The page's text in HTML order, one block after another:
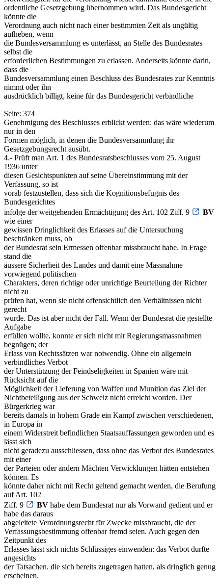
ordentliche Gesetzgebung übernommen wird. Das Bundesgericht
könnte die
Verordnung auch nicht nach einer bestimmten Zeit als ungültig
aufheben, wenn
die Bundesversammlung es unterlässt, an Stelle des Bundesrates
selbst die
erforderlichen Bestimmungen zu erlassen. Anderseits könnte darin,
dass die
Bundesversammlung einen Beschluss des Bundesrates zur Kenntnis
nimmt oder ihn
ausdrücklich billigt, keine für das Bundesgericht verbindliche
Seite: 374
Genehmigung des Beschlusses erblickt werden: das wäre wiederum
nur in den
Formen möglich, in denen die Bundesversammlung ihr
Gesetzgebungsrecht ausübt.
4.- Prüft man Art. 1 des Bundesratsbeschlusses vom 25. August
1936 unter
diesen Gesichtspunkten auf seine Übereinstimmung mit der
Verfassung, so ist
vorab festzustellen, dass sich die Kognitionsbefugnis des
Bundesgerichtes
infolge der weitgehenden Ermächtigung des Art. 102 Ziff. 9
BV
wie einer
gewissen Dringlichkeit des Erlasses auf die Untersuchung
beschränken muss, ob
der Bundesrat sein Ermessen offenbar missbraucht habe. In Frage
stand die
äussere Sicherheit des Landes und damit eine Massnahme
vorwiegend politischen
Charakters, deren richtige oder unrichtige Beurteilung der Richter
nicht zu
prüfen hat, wenn sie nicht offensichtlich den Verhältnissen nicht
gerecht
wurde. Das ist aber nicht der Fall. Wenn der Bundesrat die gestellte
Aufgabe
erfüllen wollte, konnte er sich nicht mit Regierungsmassnahmen
begnügen; der
Erlass von Rechtssätzen war notwendig. Ohne ein allgemein
verbindliches Verbot
der Unterstützung der Feindseligkeiten in Spanien wäre mit
Rücksicht auf die
Möglichkeit der Lieferung von Waffen und Munition das Ziel der
Nichtbeteiligung aus der Schweiz nicht erreicht worden. Der
Bürgerkrieg war
bereits damals in hohem Grade ein Kampf zwischen verschiedenen,
in Europa in
einem Widerstreit befindlichen Staatsauffassungen geworden und es
lässt sich
nicht geradezu ausschliessen, dass ohne das Verbot des Bundesrates
mit einer
der Parteien oder andern Mächten Verwicklungen hätten entstehen
können. Es
könnte daher nicht mit Recht geltend gemacht werden, die Berufung
auf Art. 102
Ziff. 9
BV habe dem Bundesrat nur als Vorwand gedient und er
habe das daraus
abgeleitete Verordnungsrecht für Zwecke missbraucht, die der
Verfassungsbestimmung offenbar fremd seien. Auch gegen den
Zeitpunkt des
Erlasses lässt sich nichts Schlüssiges einwenden: das Verbot durfte
angesichts
der Tatsachen. die sich bereits zugetragen hatten, als dringlich genug
erscheinen.